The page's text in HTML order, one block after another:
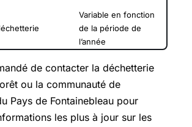
Variable en fonction
de la période de
l’année
de contacter la déchetterie
ou la communauté de
Pays de Fontainebleau pour
les plus à jour sur les